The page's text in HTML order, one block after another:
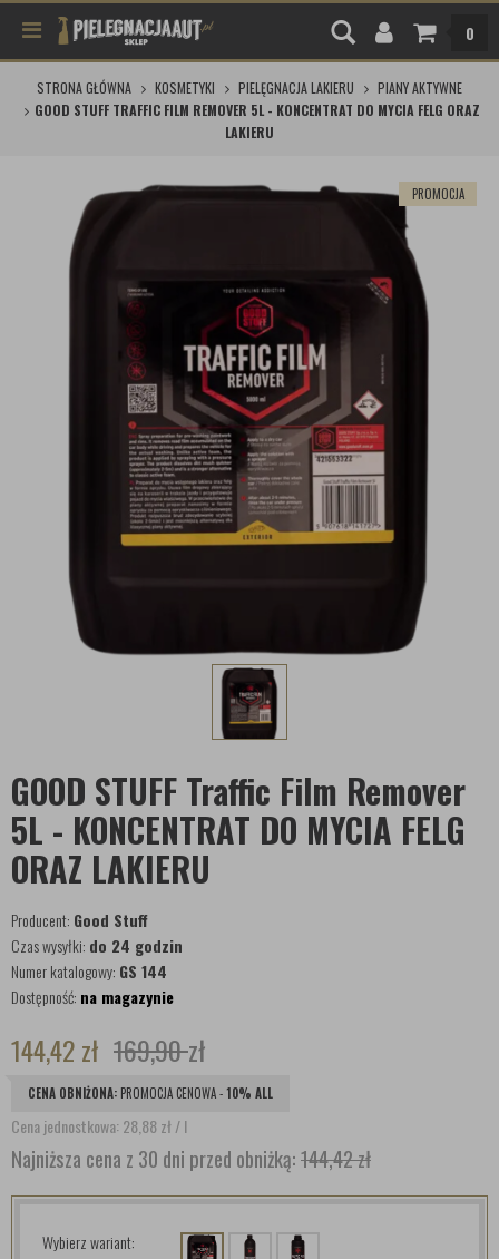
0
STRONA GŁÓWNA KOSMETYKI PIELĘGNACJA LAKIERU
PIANY AKTYWNE
GOOD STUFF TRAFFIC FILM REMOVER 5L - KONCENTRAT DO MYCIA FELG ORAZ
LAKIERU
PROMOCJA
GOOD STUFF Traffic Film Remover
5L - KONCENTRAT DO MYCIA FELG
ORAZ LAKIERU
Producent: Good Stuff
Czas wysyłki: do 24 godzin
Numer katalogowy: GS 144
Dostępność: na magazynie
144,42zł 169,90zł
CENA OBNIŻONA: PROMOCJA CENOWA -10% ALL
Cena jednostkowa: 28,88zł/ l
Najniższa cena z 30 dni przed obniżką:144,42 zł
Wybierz wariant: